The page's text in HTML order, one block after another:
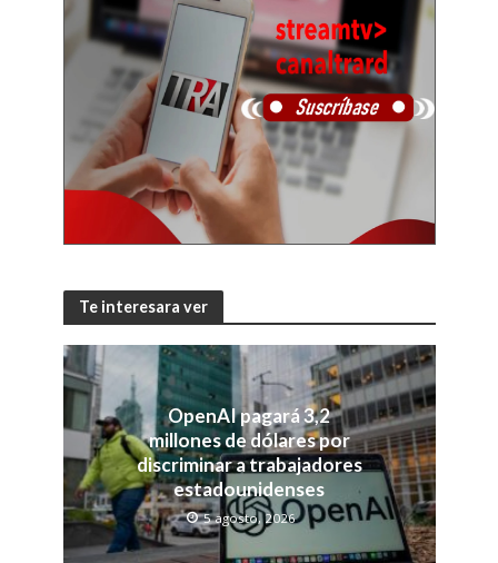
Te interesara ver
OpenAI pagará 3,2
millones de dólares por
discriminar a trabajadores
estadounidenses
5 agosto, 2026